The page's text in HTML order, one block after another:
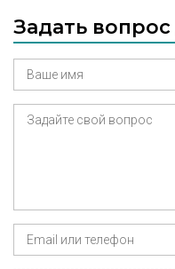
Задать